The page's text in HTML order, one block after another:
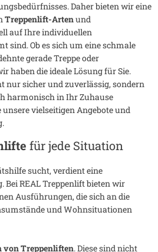
Daher bieten wir eine
Treppenlift-Artenund
auf Ihre individuellen
sind. Ob es sich um eine schmale
gerade Treppe oder
haben die ideale Lösung für Sie.
nur sicher und zuverlässig, sondern
harmonisch in Ihr Zuhause
vielseitigen Angebote und
für jede Situation
sucht, verdient eine
Bei REAL Treppenlift bieten wir
Ausführungen, die sich an die
und Wohnsituationen
von Treppenliften. Diese sind nicht